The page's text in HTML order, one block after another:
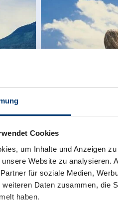
Cookies
um Inhalte und Anzeigen
unsere Website zu analysieren.
für soziale Medien,
Daten zusammen, die
haben.
Infos zur